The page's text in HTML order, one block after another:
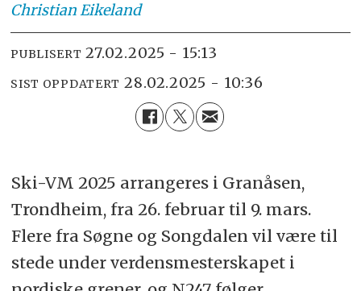
ChristianEikeland
PUBLISERT 27.02.2025 - 15:13
SIST OPPDATERT 28.02.2025 - 10:36
Ski-VM 2025 arrangeres i Granåsen,
Trondheim, fra 26. februar til 9. mars.
Flere fra Søgne og Songdalen vil være til
stede under verdensmesterskapet i